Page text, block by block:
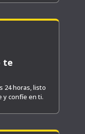
te
24 horas, listo
y confíe en ti.